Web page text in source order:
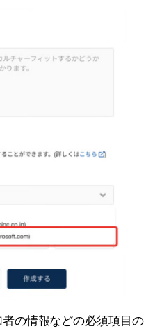
の情報などの必須項目の